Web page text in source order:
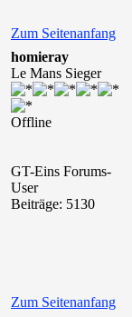
Zum Seitenanfang
homieray
Le Mans Sieger
Offline
GT-Eins Forums-
User
Beiträge: 5130
Zum Seitenanfang